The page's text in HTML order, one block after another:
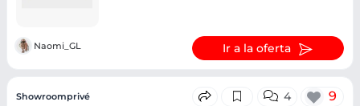
Naomi_GL Ir a la oferta
Showroomprivé 4 9